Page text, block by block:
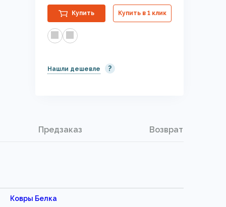
Купить Купить в 1 клик
Нашли дешевле ?
Предзаказ Возврат
Ковры Белка